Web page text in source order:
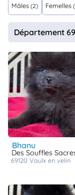
Assurances
Connexion
Mâles (2) Femelles
Département
bhanu
Des Souffles
69120 vaulx en velin